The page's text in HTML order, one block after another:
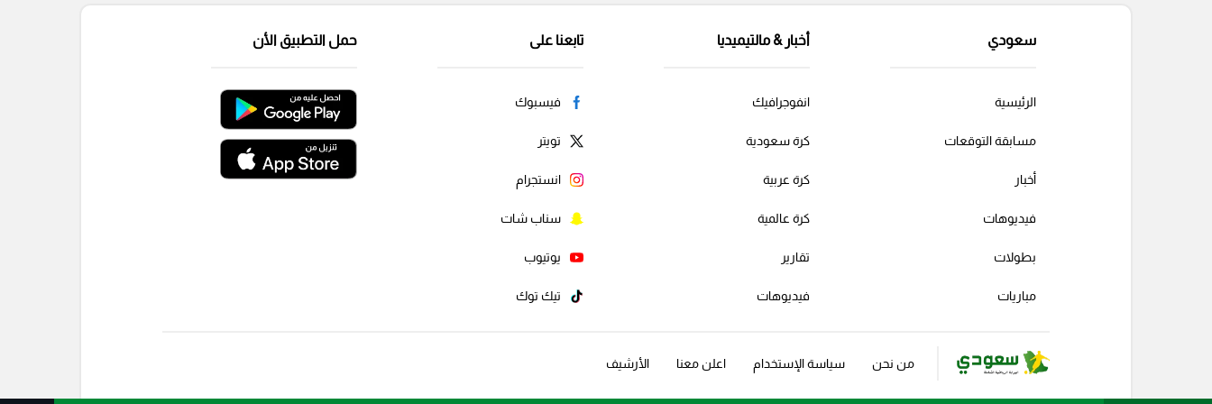
سعودي
الرئيسية
مسابقة التوقعات
أخبار
فيديوهات
بطولات
مباريات
أخبار & مالتيميديا
انفوجرافيك
كرة سعودية
كرة عربية
كرة عالمية
تقارير
فيديوهات
تابعنا على
فيسبوك
تويتر
انستجرام
سناب شات
يوتيوب
تيك توك
حمل التطبيق الأن
من نحن سياسة الإستخدام اعلن معنا الأرشيف